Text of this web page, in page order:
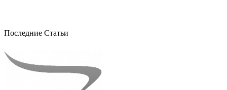
Последние Статьи